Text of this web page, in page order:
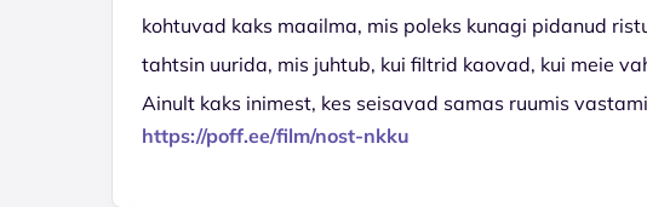
kohtuvad kaks maailma, mis poleks kunagi pidanud
tahtsin uurida, mis juhtub, kui filtrid kaovad, kui meie
Ainult kaks inimest, kes seisavad samas ruumis
https://poff.ee/film/nost-nkku